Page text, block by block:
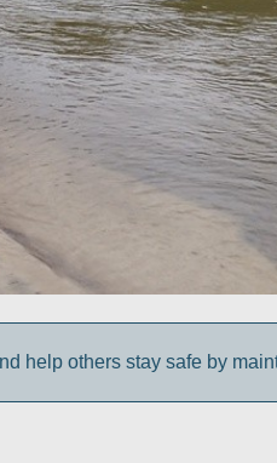
help others stay safe by